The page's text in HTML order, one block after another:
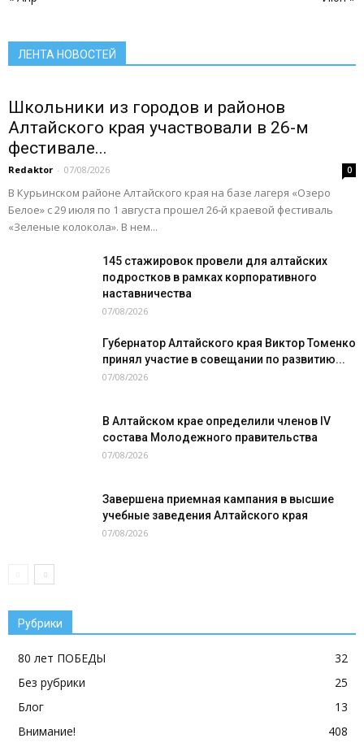
ЛЕНТА НОВОСТЕЙ
Школьники из городов и районов
Алтайского края участвовали в 26-м
фестивале...
Redaktor - 07/08/2026 0
В Курьинском районе Алтайского края на базе лагеря «Озеро
Белое» с 29 июля по 1 августа прошел 26‑й краевой фестиваль
«Зеленые колокола». В нем...
145 стажировок провели для алтайских
подростков в рамках корпоративного
наставничества
07/08/2026
Губернатор Алтайского края Виктор Томенко
принял участие в совещании по развитию...
07/08/2026
В Алтайском крае определили членов IV
состава Молодежного правительства
07/08/2026
Завершена приемная кампания в высшие
учебные заведения Алтайского края
07/08/2026
Рубрики
80 лет ПОБЕДЫ
32
Без рубрики
25
Блог
13
Внимание!
408